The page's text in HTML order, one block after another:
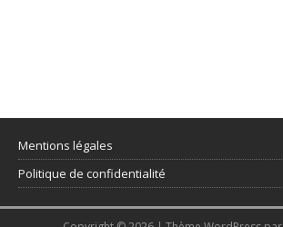
Mentions légales
Politique de confidentialité